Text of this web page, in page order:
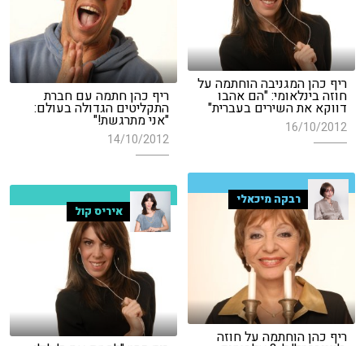
ריף כהן המגניבה הוחתמה על
חוזה בינלאומי: "הם אהבו
דווקא את השירים בעברית"
16/10/2012
ריף כהן חתמה עם חברת
התקליטים הגדולה בעולם:
"אני מתרגשת!"
14/10/2012
רבקה מיכאלי
ריף כהן הוחתמה על חוזה
איריס קול